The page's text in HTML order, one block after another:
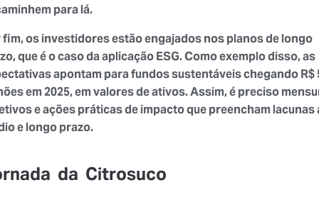
para lá.
fim, os investidores estão engajados nos planos de longo
que é o caso da aplicação ESG. Como exemplo disso, as
apontam para fundos sustentáveis chegando R$
em 2025, em valores de ativos. Assim, é preciso
e ações práticas de impacto que preencham lacunas
e longo prazo.
da Citrosuco